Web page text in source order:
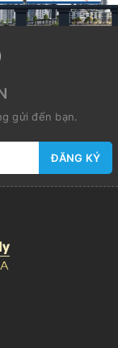
gửi đến bạn.
ĐĂNG KÝ